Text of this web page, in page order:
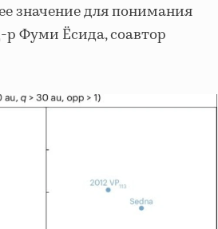
значение для понимания
р Фуми Ёсида, соавтор